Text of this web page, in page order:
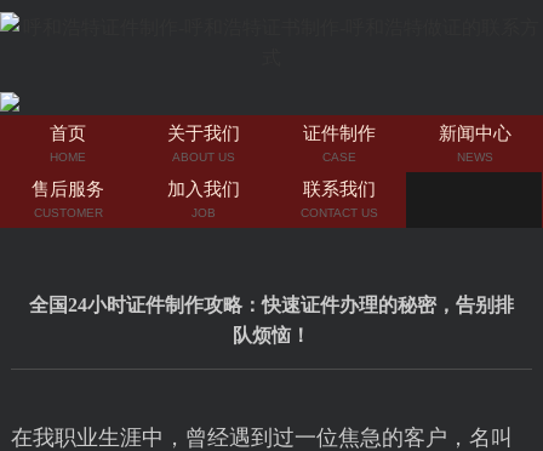
首页
HOME
关于我们
ABOUT US
证件制作
CASE
新闻中心
NEWS
售后服务
CUSTOMER
加入我们
JOB
联系我们
CONTACT US
全国24小时证件制作攻略：快速证件办理的秘密，告别排
队烦恼！
在我职业生涯中，曾经遇到过一位焦急的客户，名叫